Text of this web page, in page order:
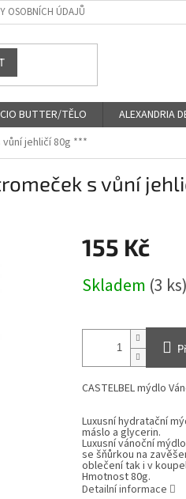
OSOBNÍCH ÚDAJŮ
BUTTER/TĚLO ALEXANDRIA
vůní jehličí 80g ***
s vůní
155 Kč
cena:
Skladem (3 ks)
CASTELBELmýdlo
Luxusní hydratační
máslo a glycerin.
Luxusní vánoční
se šňůrkou na
oblečení tak i v
Hmotnost 80g.
Detailní informace